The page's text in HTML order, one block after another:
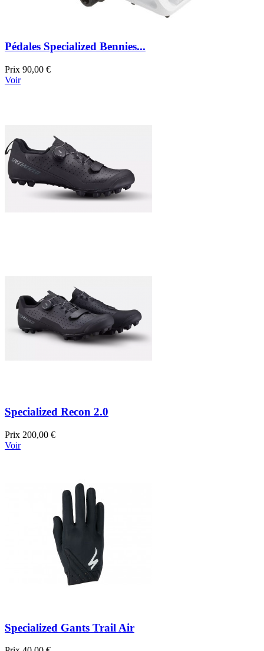
Pédales Specialized Bennies...
Prix 90,00 €
Voir
Specialized Recon 2.0
Prix 200,00 €
Voir
Specialized Gants Trail Air